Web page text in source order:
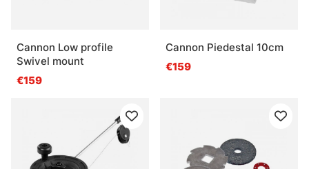
Cannon Low profile
Swivel mount
€159
Cannon Piedestal 10cm
€159